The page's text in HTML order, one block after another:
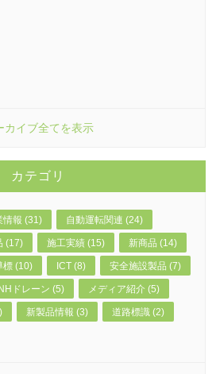
カイブ全てを表示
カテゴリ
情報 (31) 自動運転関連 (24)
(17) 施工実績 (15) 新商品 (14)
標 (10) ICT (8) 安全施設製品 (7)
ドレーン (5) メディア紹介 (5)
新製品情報 (3) 道路標識 (2)